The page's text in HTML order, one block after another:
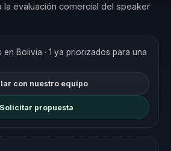
la evaluación comercial del speaker
en Bolivia · 1 ya priorizados para una
con nuestro equipo
Solicitar propuesta